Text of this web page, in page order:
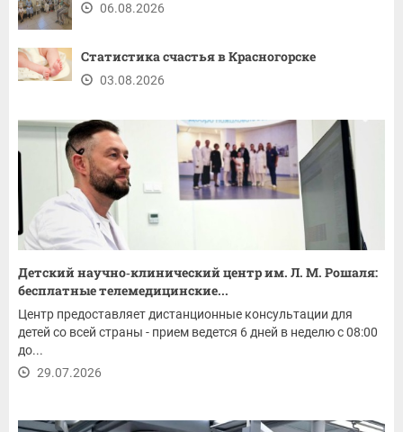
06.08.2026
Статистика счастья в Красногорске
03.08.2026
Детский научно‑клинический центр им. Л. М. Рошаля:
бесплатные телемедицинские...
Центр предоставляет дистанционные консультации для
детей со всей страны - прием ведется 6 дней в неделю с 08:00
до...
29.07.2026